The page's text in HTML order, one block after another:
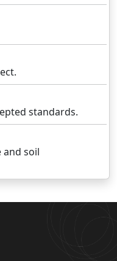
standards.
and soil